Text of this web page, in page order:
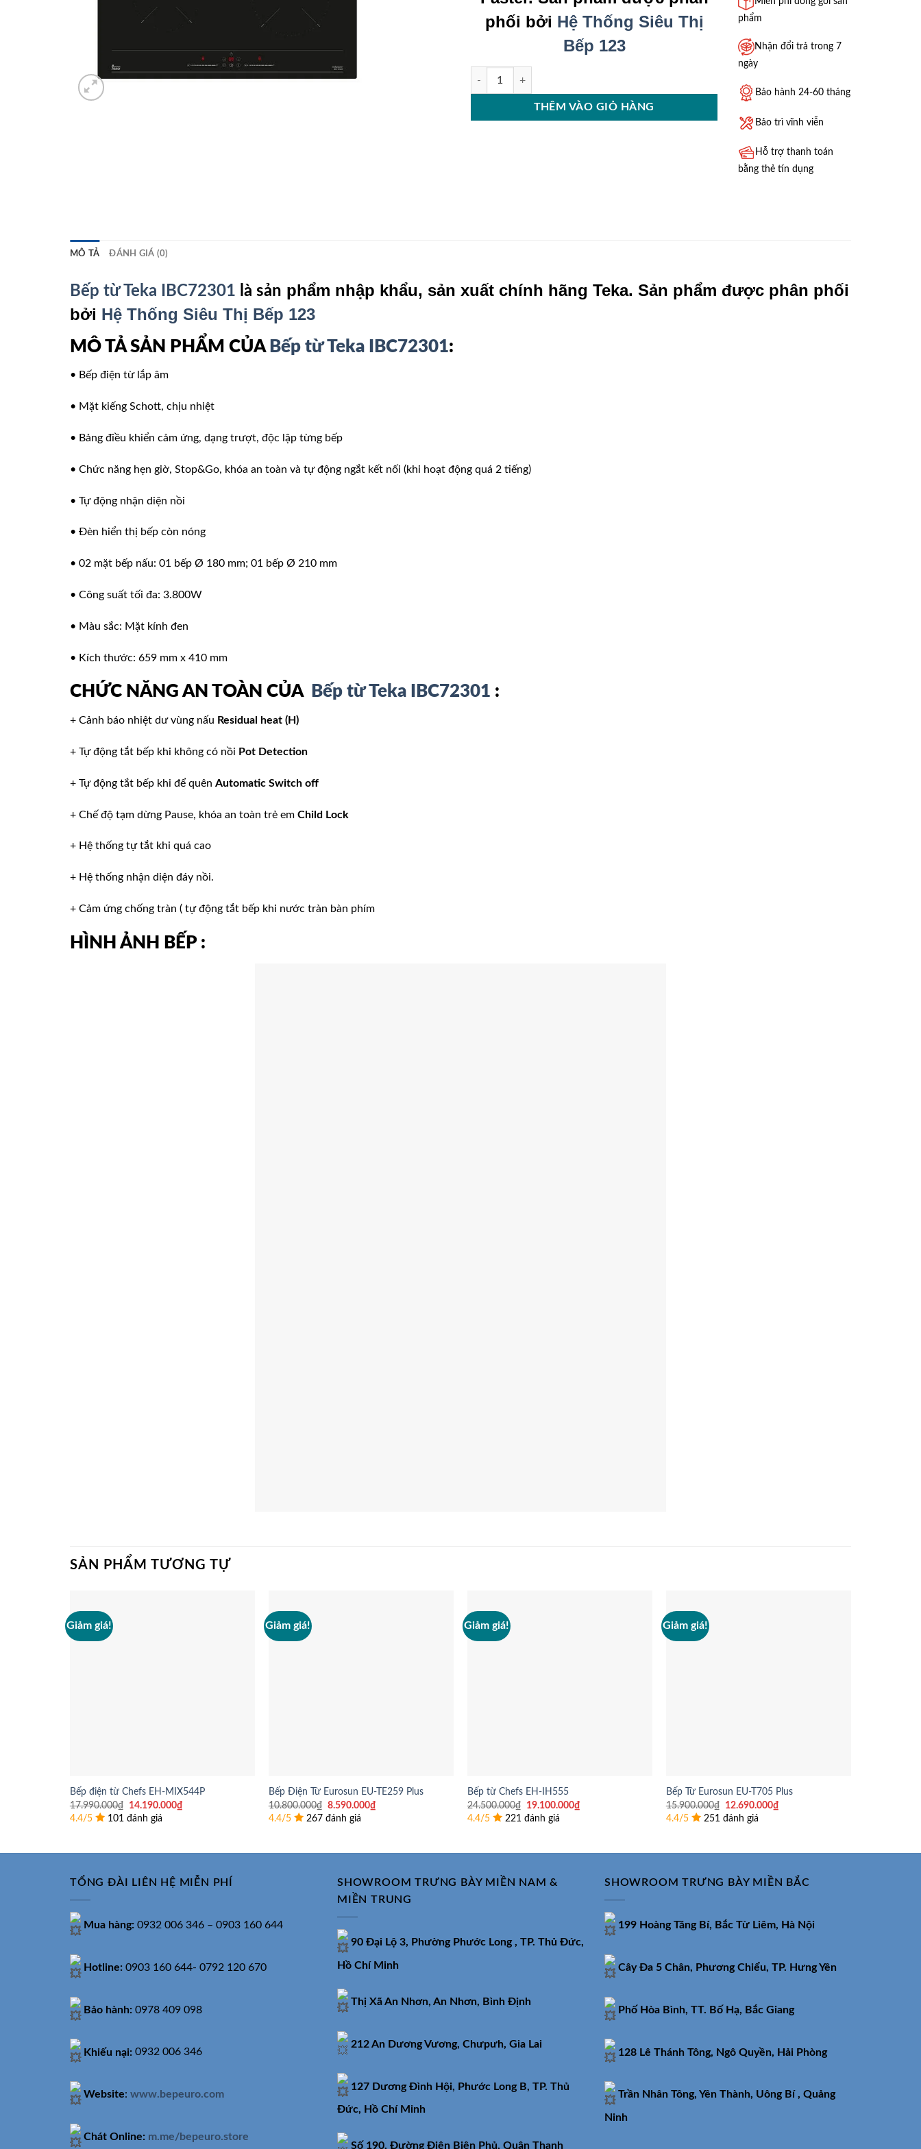
phối bởi Hệ Thống Siêu Thị
Bếp 123
Bếp từ Teka IBC72301 số lượng
THÊM VÀO GIỎ HÀNG
phẩm
Nhận đổi trả trong 7
ngày
Bảo hành 24-60 tháng
Bảo trì vĩnh viễn
Hỗ trợ thanh toán
bằng thẻ tín dụng
MÔ TẢ ĐÁNH GIÁ (0)
Bếp từ Teka IBC72301 là sản phẩm nhập khẩu, sản xuất chính hãng Teka. Sản phẩm được phân phối
bởi Hệ Thống Siêu Thị Bếp 123
MÔ TẢ SẢN PHẨM CỦA Bếp từ Teka IBC72301:
• Bếp điện từ lắp âm
• Mặt kiếng Schott, chịu nhiệt
• Bảng điều khiển cảm ứng, dạng trượt, độc lập từng bếp
• Chức năng hẹn giờ, Stop&Go, khóa an toàn và tự động ngắt kết nối (khi hoạt động quá 2 tiếng)
• Tự động nhận diện nồi
• Đèn hiển thị bếp còn nóng
• 02 mặt bếp nấu: 01 bếp Ø 180 mm; 01 bếp Ø 210 mm
• Công suất tối đa: 3.800W
• Màu sắc: Mặt kính đen
• Kích thước: 659 mm x 410 mm
CHỨC NĂNG AN TOÀN CỦA Bếp từ Teka IBC72301 :
+ Cảnh báo nhiệt dư vùng nấu Residual heat (H)
+ Tự động tắt bếp khi không có nồi Pot Detection
+ Tự động tắt bếp khi để quên Automatic Switch off
+ Chế độ tạm dừng Pause, khóa an toàn trẻ em Child Lock
+ Hệ thống tự tắt khi quá cao
+ Hệ thống nhận diện đáy nồi.
+ Cảm ứng chống tràn ( tự động tắt bếp khi nước tràn bàn phím
HÌNH ẢNH BẾP :
SẢN PHẨM TƯƠNG TỰ
Giảm giá!
Bếp điện từ Chefs EH-MIX544P
17.990.000₫
Giá
gốc
là:
14.190.000₫
4.4/5 101 đánh giá
Giảm giá!
Bếp Điện Từ Eurosun EU-TE259 Plus
10.800.000₫ Giá
gốc
là:
8.590.000₫
4.4/5 267 đánh giá
Giảm giá!
Bếp từ Chefs EH-IH555
24.500.000₫
Giá
gốc
là:
19.100.000₫
4.4/5 221 đánh giá
Giảm giá!
Bếp Từ Eurosun EU-T705 Plus
15.900.000₫
Giá
gốc
là:
12.690.000₫
4.4/5 251 đánh giá
TỔNG ĐÀI LIÊN HỆ MIỄN PHÍ
Mua hàng: 0932 006 346 – 0903 160 644
Hotline: 0903 160 644- 0792 120 670
Bảo hành: 0978 409 098
Khiếu nại: 0932 006 346
Website: www.bepeuro.com
Chát Online: m.me/bepeuro.store
SHOWROOM TRƯNG BÀY MIỀN NAM &
MIỀN TRUNG
90 Đại Lộ 3, Phường Phước Long , TP. Thủ Đức,
Hồ Chí Minh
Thị Xã An Nhơn, An Nhơn, Bình Định
212 An Dương Vương, Chưpưh, Gia Lai
127 Dương Đình Hội, Phước Long B, TP. Thủ
Đức, Hồ Chí Minh
Số 190, Đường Điện Biên Phủ, Quận Thanh
SHOWROOM TRƯNG BÀY MIỀN BẮC
199 Hoàng Tăng Bí, Bắc Từ Liêm, Hà Nội
Cây Đa 5 Chân, Phương Chiểu, TP. Hưng Yên
Phố Hòa Bình, TT. Bố Hạ, Bắc Giang
128 Lê Thánh Tông, Ngô Quyền, Hải Phòng
Trần Nhân Tông, Yên Thành, Uông Bí , Quảng
Ninh